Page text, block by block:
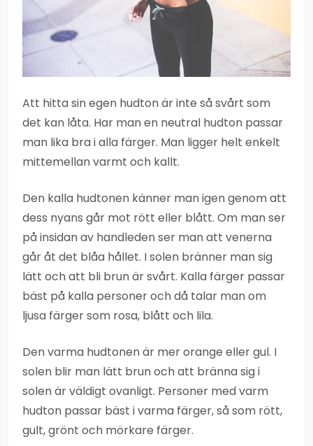
Att hitta sin egen hudton är inte så svårt som
det kan låta. Har man en neutral hudton passar
man lika bra i alla färger. Man ligger helt enkelt
mittemellan varmt och kallt.
Den kalla hudtonen känner man igen genom att
dess nyans går mot rött eller blått. Om man ser
på insidan av handleden ser man att venerna
går åt det blåa hållet. I solen bränner man sig
lätt och att bli brun är svårt. Kalla färger passar
bäst på kalla personer och då talar man om
ljusa färger som rosa, blått och lila.
Den varma hudtonen är mer orange eller gul. I
solen blir man lätt brun och att bränna sig i
solen är väldigt ovanligt. Personer med varm
hudton passar bäst i varma färger, så som rött,
gult, grönt och mörkare färger.